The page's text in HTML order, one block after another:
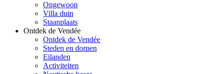
Ongewoon
Villa duin
Staanplaats
Ontdek de Vendée
Ontdek de Vendée
Steden en dorpen
Eilanden
Activiteiten